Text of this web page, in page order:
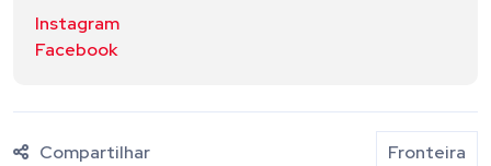
Instagram
Facebook
Compartilhar Fronteira